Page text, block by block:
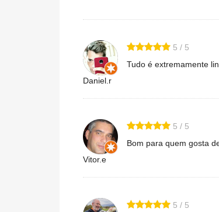
Daniel.r
5 / 5
Tudo é extremamente
Vitor.e
5 / 5
Bom para quem gosta
5 / 5